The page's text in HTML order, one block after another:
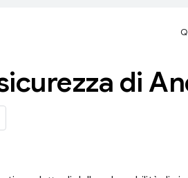
di